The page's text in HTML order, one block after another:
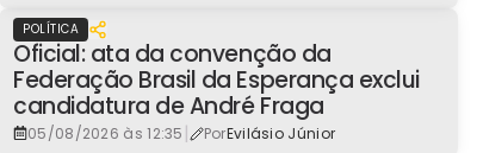
POLÍTICA
Oficial: ata da convenção da
Federação Brasil da Esperança exclui
candidatura de André Fraga
05/08/2026 às 12:35 | PorEvilásio Júnior